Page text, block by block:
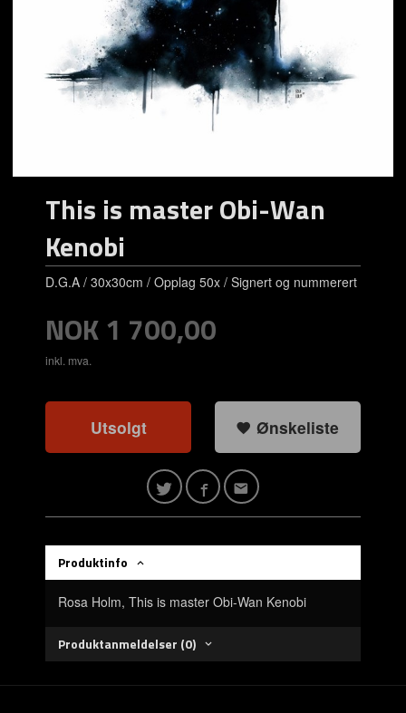
This is master Obi-Wan
Kenobi
D.G.A / 30x30cm / Opplag 50x / Signert og nummerert
Pris
NOK 1 700,00
inkl. mva.
Utsolgt Ønskeliste
Produktinfo
Rosa Holm, This is master Obi-Wan Kenobi
Produktanmeldelser (0)